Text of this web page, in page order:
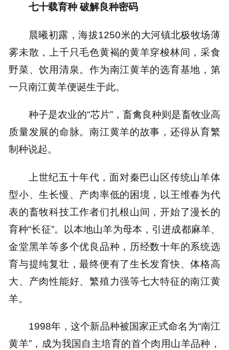
七十载育种 破解良种密码
晨曦初露，海拔1250米的大河镇北极牧场薄
雾未散，上千只毛色黄褐的黄羊穿梭林间，采食
野菜、饮用清泉。作为南江黄羊的选育基地，第
一只南江黄羊便诞生于此。
种子是农业的“芯片”，畜禽良种则是畜牧业高
质量发展的命脉。南江黄羊的故事，还得从育繁
制种说起。
上世纪五十年代，面对秦巴山区传统山羊体
型小、生长慢、产肉率低的困境，以王维春为代
表的畜牧科技工作者们扎根山间，开始了漫长的
育种“长征”。以本地山羊为母本，引进成都麻羊、
金堂黑羊等多个优良品种，历经数十年的系统选
育与提纯复壮，最终便有了生长发育快、体格高
大、产肉性能好、繁殖力强等七大特征的南江黄
羊。
1998年，这个新品种被国家正式命名为“南江
黄羊”，成为我国自主培育的首个肉用山羊品种，